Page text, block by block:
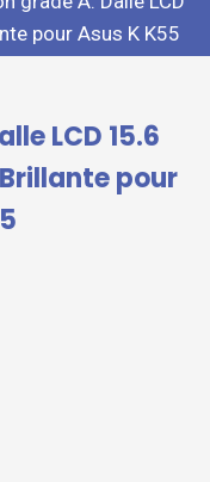
pour Asus K K55
LCD 15.6
Brillante pour